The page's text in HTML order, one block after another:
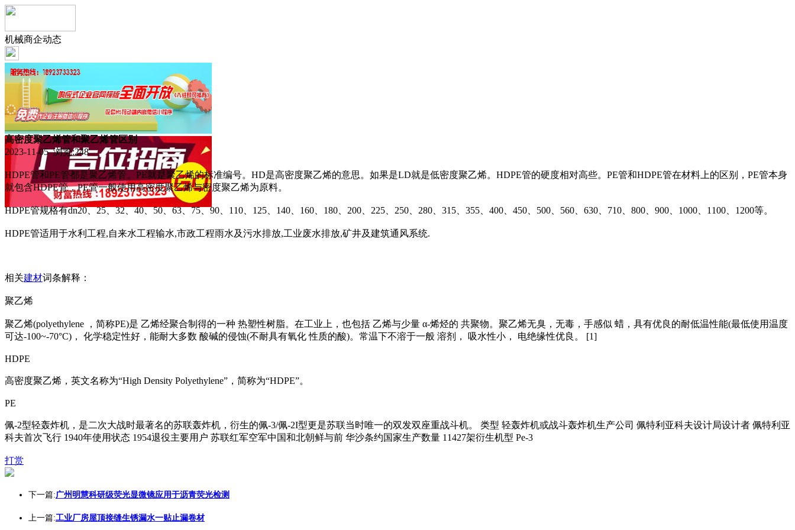
机械商企动态
高密度聚乙烯管和聚乙烯管区别
2023-11-05 浏览:248
HDPE管和PE管都是聚乙烯管。PE就是聚乙烯的标准编号。HD是高密度聚乙烯的意思。如果是LD就是低密度聚乙烯。HDPE管的硬度相对高些。PE管和HDPE管在材料上的区别，PE管本身
就包含HDPE管，PE管一般使用高密度聚乙烯与密度聚乙烯为原料。
HDPE管规格有dn20、25、32、40、50、63、75、90、110、125、140、160、180、200、225、250、280、315、355、400、450、500、560、630、710、800、900、1000、1100、1200等。
HDPE管适用于水利工程,自来水工程输水,市政工程雨水及污水排放,工业废水排放,矿井及建筑通风系统.
相关建材词条解释：
聚乙烯
聚乙烯(polyethylene ，简称PE)是 乙烯经聚合制得的一种 热塑性树脂。在工业上，也包括 乙烯与少量 α-烯烃的 共聚物。聚乙烯无臭，无毒，手感似 蜡，具有优良的耐低温性能(最低使用温度
可达-100~-70°C)， 化学稳定性好，能耐大多数 酸碱的侵蚀(不耐具有氧化 性质的酸)。常温下不溶于一般 溶剂， 吸水性小， 电绝缘性优良。 [1]
HDPE
高密度聚乙烯，英文名称为“High Density Polyethylene”，简称为“HDPE”。
PE
佩-2型轻轰炸机，是二次大战时最著名的苏联轰炸机，衍生的佩-3/佩-2I型更是苏联当时唯一的双发双座重战斗机。 类型 轻轰炸机或战斗轰炸机生产公司 佩特利亚科夫设计局设计者 佩特利亚
科夫首次飞行 1940年使用状态 1954退役主要用户 苏联红军空军中国和北朝鲜与前 华沙条约国家生产数量 11427架衍生机型 Pe-3
打赏
下一篇:广州明慧科研级荧光显微镜应用于沥青荧光检测
上一篇:工业厂房屋顶接缝生锈漏水一贴止漏卷材